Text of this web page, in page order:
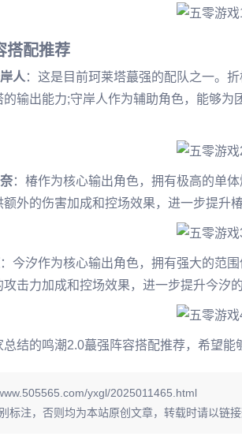
搭配推荐
人 ：这是目前珂莱塔蕞强的配队之一。
输出能力;守岸人作为辅助角色，能够
：椿作为核心输出角色，拥有极高的单
外的伤害加成和控场效果，进一步提升
：今汐作为核心输出角色，拥有强大的范
击力加成和控场效果，进一步提升今汐
结的鸣潮2.0蕞强阵容搭配推荐，希望能
yxgl/2025011465.html
标注，否则均为本站原创文章，转载时请以链接